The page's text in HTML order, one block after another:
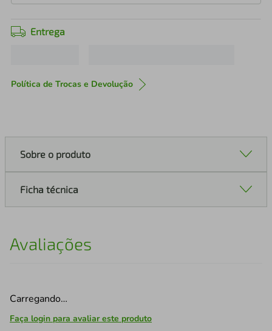
Entrega
Política de Trocas e Devolução
Sobre o produto
Ficha técnica
Avaliações
Carregando…
Faça login para avaliar este produto